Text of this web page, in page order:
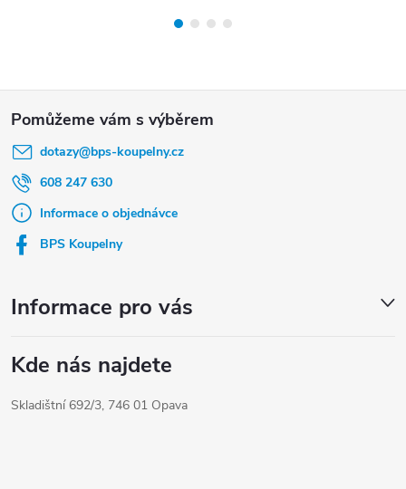
dotazy@bps-koupelny.cz
608 247 630
Informace o objednávce
BPS Koupelny
Informace pro vás
Kde nás najdete
Skladištní 692/3, 746 01 Opava